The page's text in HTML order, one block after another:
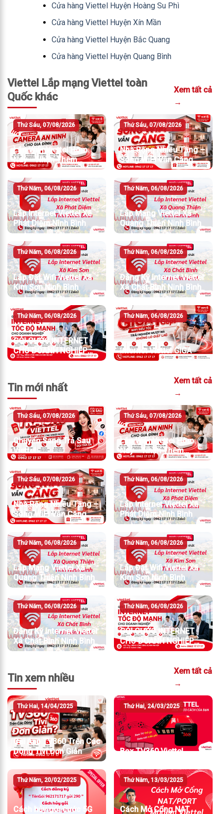
Cửa hàng Viettel Huyện Hoàng Su Phì
Cửa hàng Viettel Huyện Xín Mần
Cửa hàng Viettel Huyện Bắc Quang
Cửa hàng Viettel Huyện Quang Bình
Viettel Lắp mạng Viettel toàn
Quốc khác
Xem tất cả
→
Thứ Sáu, 07/08/2026
Lắp WiFi Viettel Hôm
Nay – Nhận Thêm
Camera An Ninh
Thứ Sáu, 07/08/2026
Nhà Rộng Nhiều Tầng –
Sóng WiFi Vẫn Căng
Thứ Năm, 06/08/2026
Lắp Internet Viettel Xã
Phát Diệm Ninh Bình
Thứ Năm, 06/08/2026
Lắp Mạng Viettel Xã
Quang Thiện Ninh Bình
Thứ Năm, 06/08/2026
Lắp Đặt Wifi Viettel Xã
Kim Sơn Ninh Bình
Thứ Năm, 06/08/2026
Đăng Ký Internet Viettel
Xã Chất Bình Ninh Bình
Thứ Năm, 06/08/2026
GÓI CƯỚC INTERNET
CHO DOANH NGHIỆP
TỐC ĐỘ MẠNH
Thứ Năm, 06/08/2026
Internet Viettel GIGA
Tin mới nhất
Xem tất cả
→
Thứ Sáu, 07/08/2026
Chuyển Sang Trả Sau
Viettel
Thứ Sáu, 07/08/2026
Lắp WiFi Viettel Hôm
Nay – Nhận Thêm
Camera An Ninh
Thứ Sáu, 07/08/2026
Nhà Rộng Nhiều Tầng –
Sóng WiFi Vẫn Căng
Thứ Năm, 06/08/2026
Lắp Internet Viettel Xã
Phát Diệm Ninh Bình
Thứ Năm, 06/08/2026
Lắp Mạng Viettel Xã
Quang Thiện Ninh Bình
Thứ Năm, 06/08/2026
Lắp Đặt Wifi Viettel Xã
Kim Sơn Ninh Bình
Thứ Năm, 06/08/2026
Đăng Ký Internet Viettel
Xã Chất Bình Ninh Bình
Thứ Năm, 06/08/2026
GÓI CƯỚC INTERNET
CHO DOANH NGHIỆP
TỐC ĐỘ MẠNH
Tin xem nhiều
Xem tất cả
→
Thứ Hai, 14/04/2025
Cài App TV360 Trên Các
Dòng Tivi Đơn Giản
Thứ Hai, 24/03/2025
Box TV360 Viettel
Thứ Năm, 20/02/2025
Cách hủy gói cước 5G
Thứ Năm, 13/03/2025
Cách Mở Cổng NAT